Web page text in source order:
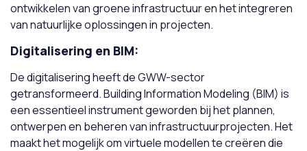
ontwikkelen van groene infrastructuur en het integreren
van natuurlijke oplossingen in projecten.
Digitalisering en BIM:
De digitalisering heeft de GWW-sector
getransformeerd. Building Information Modeling (BIM) is
een essentieel instrument geworden bij het plannen,
ontwerpen en beheren van infrastructuurprojecten. Het
maakt het mogelijk om virtuele modellen te creëren die